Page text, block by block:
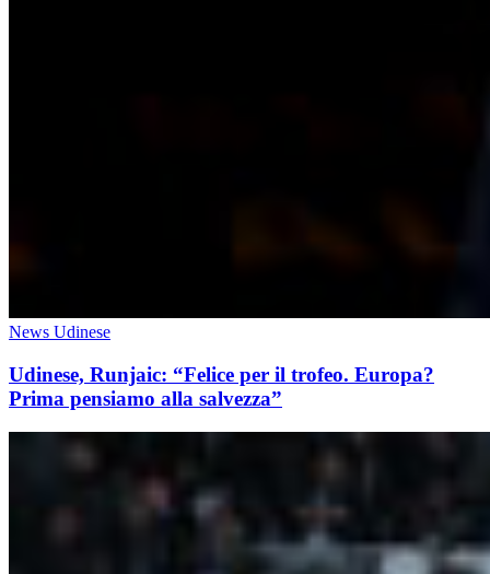
News Udinese
Udinese, Runjaic: “Felice per il trofeo. Europa?
Prima pensiamo alla salvezza”